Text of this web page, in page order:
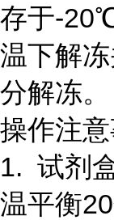
存于-
温下解
分解冻。
操作注
1. 试剂
温平衡